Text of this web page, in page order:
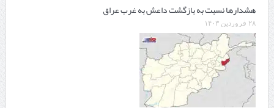
هشدارها نسبت به بازگشت داعش به غرب عراق
۲۸ فروردین ۱۴۰۳